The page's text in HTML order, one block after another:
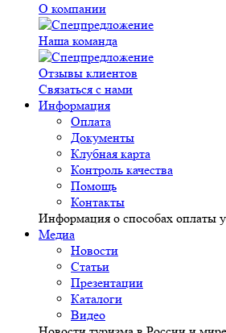
О компании
Наша команда
Отзывы клиентов
Связаться с нами
Информация
Оплата
Документы
Клубная карта
Контроль качества
Помощь
Контакты
Информация о способах оплаты
Медиа
Новости
Статьи
Презентации
Каталоги
Видео